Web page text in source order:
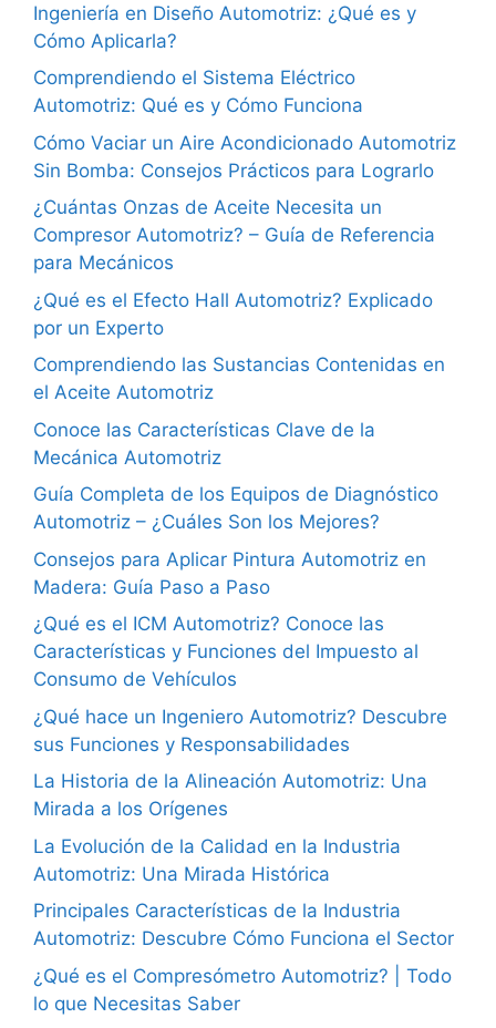
Ingeniería en Diseño Automotriz: ¿Qué es y
Cómo Aplicarla?
Comprendiendo el Sistema Eléctrico
Automotriz: Qué es y Cómo Funciona
Cómo Vaciar un Aire Acondicionado Automotriz
Sin Bomba: Consejos Prácticos para Lograrlo
¿Cuántas Onzas de Aceite Necesita un
Compresor Automotriz? – Guía de Referencia
para Mecánicos
¿Qué es el Efecto Hall Automotriz? Explicado
por un Experto
Comprendiendo las Sustancias Contenidas en
el Aceite Automotriz
Conoce las Características Clave de la
Mecánica Automotriz
Guía Completa de los Equipos de Diagnóstico
Automotriz – ¿Cuáles Son los Mejores?
Consejos para Aplicar Pintura Automotriz en
Madera: Guía Paso a Paso
¿Qué es el ICM Automotriz? Conoce las
Características y Funciones del Impuesto al
Consumo de Vehículos
¿Qué hace un Ingeniero Automotriz? Descubre
sus Funciones y Responsabilidades
La Historia de la Alineación Automotriz: Una
Mirada a los Orígenes
La Evolución de la Calidad en la Industria
Automotriz: Una Mirada Histórica
Principales Características de la Industria
Automotriz: Descubre Cómo Funciona el Sector
¿Qué es el Compresómetro Automotriz? | Todo
lo que Necesitas Saber